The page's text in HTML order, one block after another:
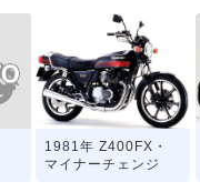
1981年 Z400FX・
マイナーチェンジ